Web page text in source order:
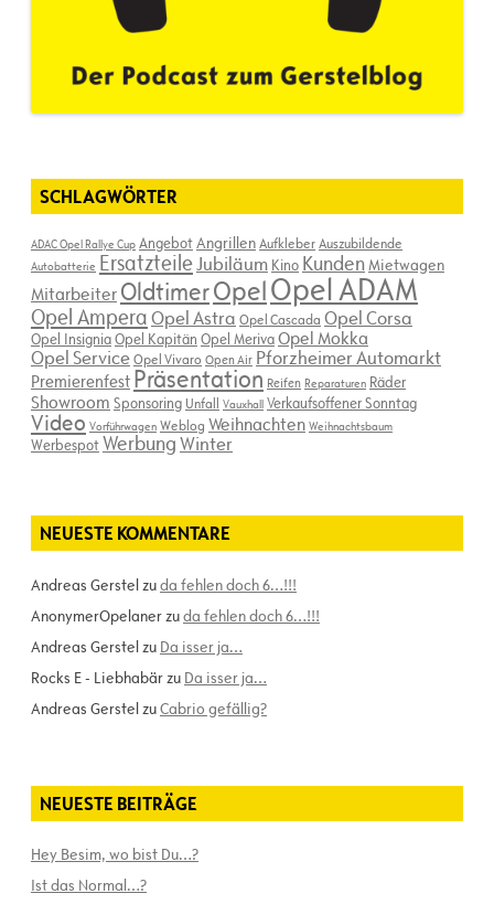
SCHLAGWÖRTER
ADAC Opel Rallye Cup AngebotAngrillenAufkleberAuszubildende
Autobatterie ErsatzteileJubiläum Kino KundenMietwagen
Mitarbeiter OldtimerOpelOpel ADAM
Opel AmperaOpel Astra Opel Cascada Opel Corsa
Opel InsigniaOpel Kapitän Opel MerivaOpel Mokka
Opel ServiceOpel Vivaro Open Air Pforzheimer Automarkt
Premierenfest Präsentation Reifen Reparaturen Räder
Showroom Sponsoring Unfall Vauxhall Verkaufsoffener Sonntag
Video Vorführwagen Weblog Weihnachten Weihnachtsbaum
WerbespotWerbungWinter
NEUESTE KOMMENTARE
Andreas Gerstelzuda fehlen doch 6…!!!
AnonymerOpelanerzuda fehlen doch 6…!!!
Andreas Gerstelzu Da isser ja…
Rocks E - Liebhabärzu Da isser ja…
Andreas GerstelzuCabrio gefällig?
NEUESTE BEITRÄGE
Hey Besim, wo bist Du…?
Ist das Normal…?